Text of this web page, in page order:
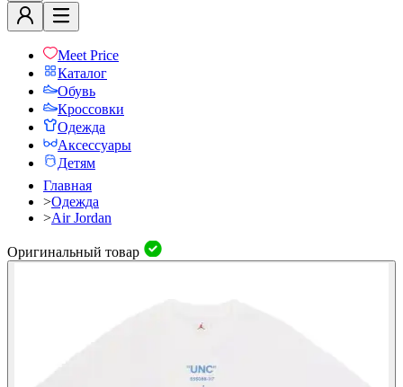
Meet Price
Каталог
Обувь
Кроссовки
Одежда
Аксессуары
Детям
Главная
>Одежда
>Air Jordan
Оригинальный товар